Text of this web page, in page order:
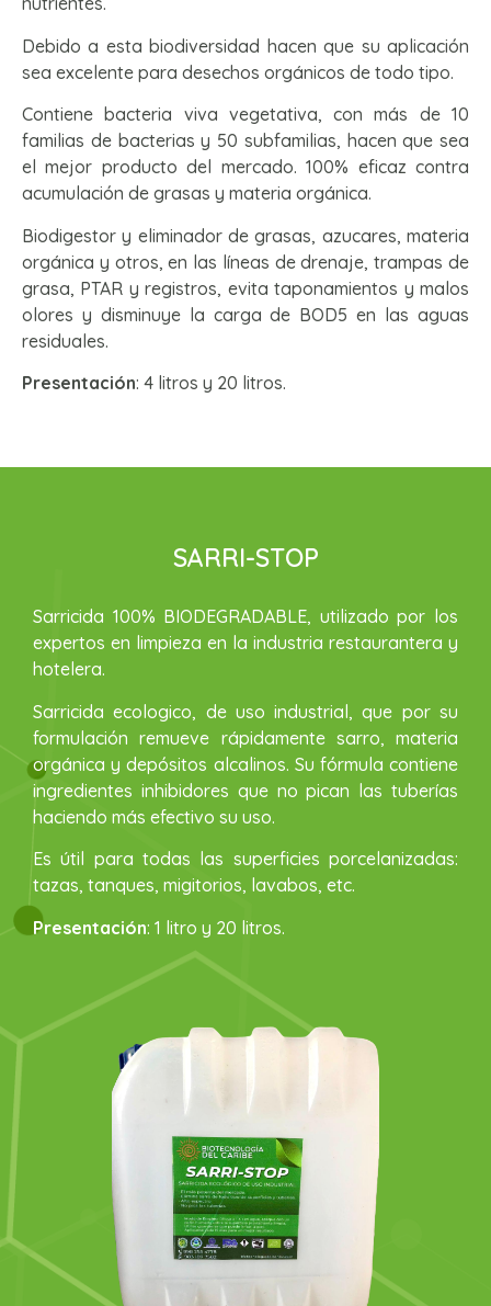
Debido a esta biodiversidad hacen que su aplicación
sea excelente para desechos orgánicos de todo tipo.
Contiene bacteria viva vegetativa, con más de 10
familias de bacterias y 50 subfamilias, hacen que sea
el mejor producto del mercado. 100% eficaz contra
acumulación de grasas y materia orgánica.
Biodigestor y eliminador de grasas, azucares, materia
orgánica y otros, en las líneas de drenaje, trampas de
grasa, PTAR y registros, evita taponamientos y malos
olores y disminuye la carga de BOD5 en las aguas
residuales.
Presentación: 4 litros y 20 litros.
SARRI-STOP
Sarricida 100% BIODEGRADABLE, utilizado por los
expertos en limpieza en la industria restaurantera y
hotelera.
Sarricida ecologico, de uso industrial, que por su
formulación remueve rápidamente sarro, materia
orgánica y depósitos alcalinos. Su fórmula contiene
ingredientes inhibidores que no pican las tuberías
haciendo más efectivo su uso.
Es útil para todas las superficies porcelanizadas:
tazas, tanques, migitorios, lavabos, etc.
Presentación: 1 litro y 20 litros.